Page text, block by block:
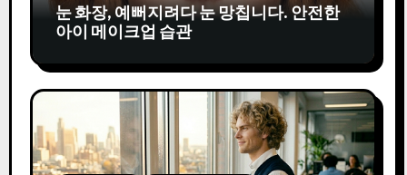
눈 화장, 예뻐지려다 눈 망칩니다. 안전한
아이 메이크업 습관